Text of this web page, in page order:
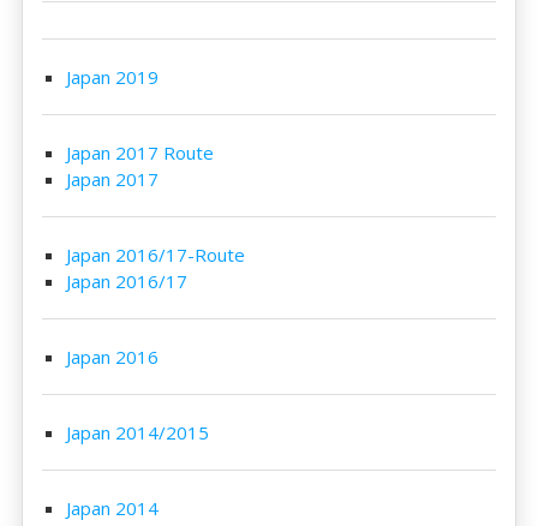
Japan 2019
Japan 2017 Route
Japan 2017
Japan 2016/17-Route
Japan 2016/17
Japan 2016
Japan 2014/2015
Japan 2014